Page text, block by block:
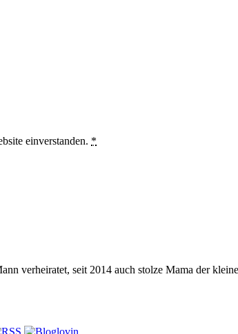
einverstanden. *
verheiratet, seit 2014 auch stolze Mama der